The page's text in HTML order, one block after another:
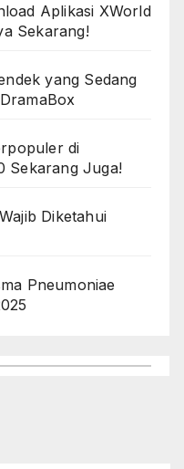
Aplikasi XWorld
Sekarang!
yang Sedang
di
Sekarang Juga!
Diketahui
Pneumoniae